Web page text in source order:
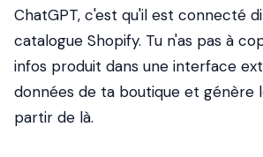
ChatGPT, c'est qu'il est connecté
catalogue Shopify. Tu n'as pas à
infos produit dans une interface
données de ta boutique et génère
partir de là.